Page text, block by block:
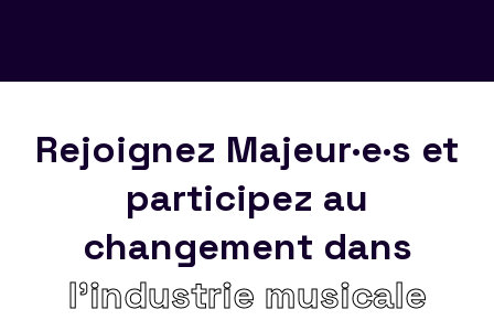
Rejoignez Majeur·e·s et
participez au
changement dans
l’industrie musicale